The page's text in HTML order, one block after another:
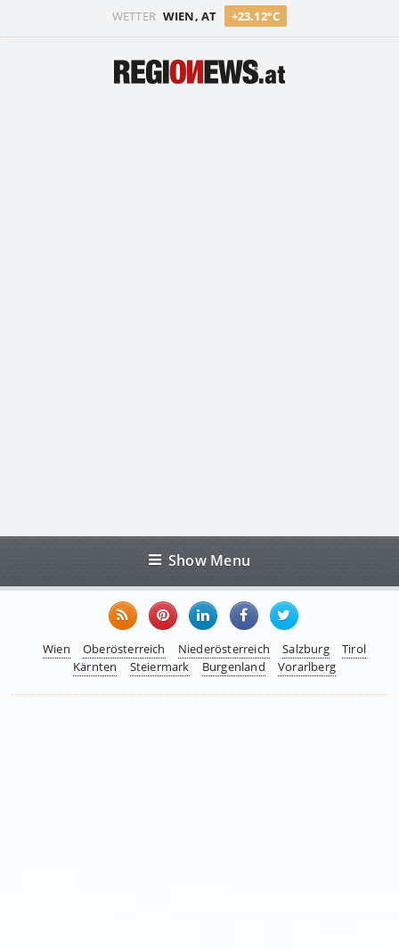
WETTER WIEN, AT +23.12°C
Show Menu
Wien Oberösterreich Niederösterreich Salzburg
Tirol
Kärnten
Steiermark Burgenland Vorarlberg